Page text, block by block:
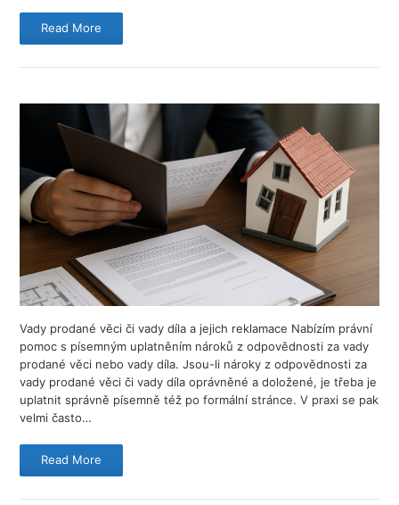
Read More
Vady prodané věci či vady díla a jejich reklamace Nabízím právní
pomoc s písemným uplatněním nároků z odpovědnosti za vady
prodané věci nebo vady díla. Jsou-li nároky z odpovědnosti za
vady prodané věci či vady díla oprávněné a doložené, je třeba je
uplatnit správně písemně též po formální stránce. V praxi se pak
velmi často…
Read More